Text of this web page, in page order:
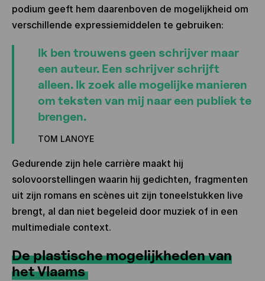
podium geeft hem daarenboven de mogelijkheid om
verschillende expressiemiddelen te gebruiken:
Ik ben trouwens geen schrijver maar
een auteur. Een schrijver schrijft
alleen. Ik zoek alle mogelijke manieren
om teksten van mij naar een publiek te
brengen.
TOM LANOYE
Gedurende zijn hele carrière maakt hij
solovoorstellingen waarin hij gedichten, fragmenten
uit zijn romans en scènes uit zijn toneelstukken live
brengt, al dan niet begeleid door muziek of in een
multimediale context.
De plastische mogelijkheden van
het Vlaams